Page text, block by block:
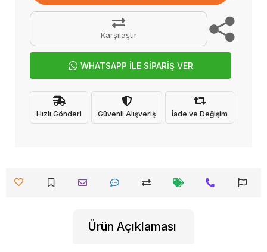
Karşılaştır
WHATSAPP İLE SİPARİŞ VER
Hızlı Gönderi Güvenli Alışveriş İade ve Değişim
Ürün Açıklaması